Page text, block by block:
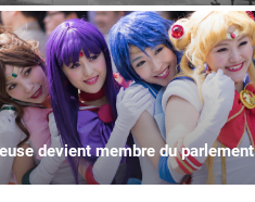
devient membre du parlement